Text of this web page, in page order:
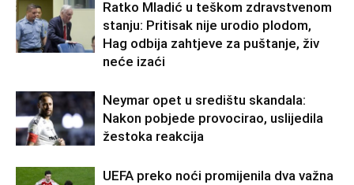
Ratko Mladić u teškom zdravstvenom
stanju: Pritisak nije urodio plodom,
Hag odbija zahtjeve za puštanje, živ
neće izaći
Neymar opet u središtu skandala:
Nakon pobjede provocirao, uslijedila
žestoka reakcija
UEFA preko noći promijenila dva važna